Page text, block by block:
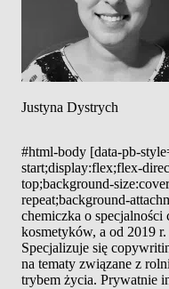
Justyna Dystrych
#html-body [data-pb-
start;display:flex;flex-
top;background-
repeat;background-
chemiczka o
kosmetyków, a od 2019
Specjalizuje się
na tematy związane z
trybem życia. Prywatnie